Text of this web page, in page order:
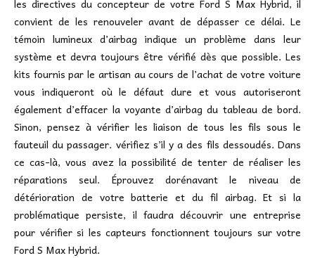
les directives du concepteur de votre Ford S Max Hybrid, il
convient de les renouveler avant de dépasser ce délai. Le
témoin lumineux d’airbag indique un problème dans leur
système et devra toujours être vérifié dès que possible. Les
kits fournis par le artisan au cours de l’achat de votre voiture
vous indiqueront où le défaut dure et vous autoriseront
également d’effacer la voyante d’airbag du tableau de bord.
Sinon, pensez à vérifier les liaison de tous les fils sous le
fauteuil du passager. vérifiez s’il y a des fils dessoudés. Dans
ce cas-là, vous avez la possibilité de tenter de réaliser les
réparations seul. Éprouvez dorénavant le niveau de
détérioration de votre batterie et du fil airbag. Et si la
problématique persiste, il faudra découvrir une entreprise
pour vérifier si les capteurs fonctionnent toujours sur votre
Ford S Max Hybrid.